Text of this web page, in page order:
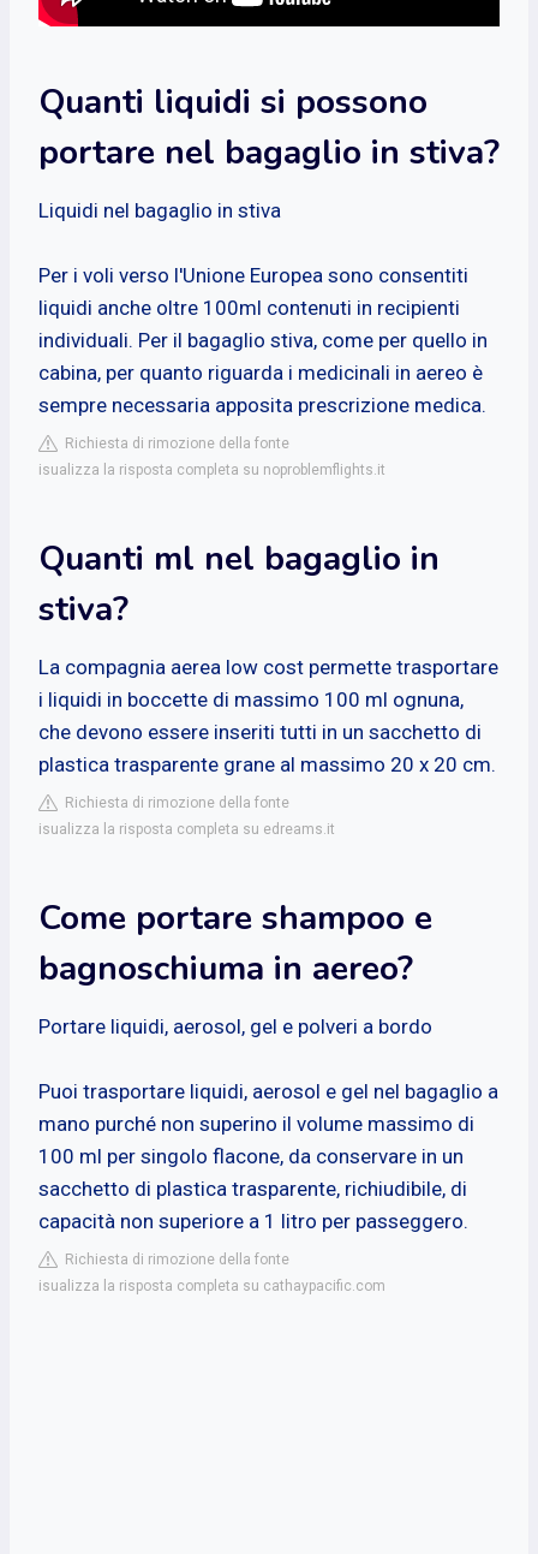
Quanti liquidi si possono
portare nel bagaglio in stiva?
Liquidi nel bagaglio in stiva
Per i voli verso l'Unione Europea sono consentiti
liquidi anche oltre 100ml contenuti in recipienti
individuali. Per il bagaglio stiva, come per quello in
cabina, per quanto riguarda i medicinali in aereo è
sempre necessaria apposita prescrizione medica.
Richiesta di rimozione della fonte
isualizza la risposta completa su noproblemflights.it
Quanti ml nel bagaglio in
stiva?
La compagnia aerea low cost permette trasportare
i liquidi in boccette di massimo 100 ml ognuna,
che devono essere inseriti tutti in un sacchetto di
plastica trasparente grane al massimo 20 x 20 cm.
Richiesta di rimozione della fonte
isualizza la risposta completa su edreams.it
Come portare shampoo e
bagnoschiuma in aereo?
Portare liquidi, aerosol, gel e polveri a bordo
Puoi trasportare liquidi, aerosol e gel nel bagaglio a
mano purché non superino il volume massimo di
100 ml per singolo flacone, da conservare in un
sacchetto di plastica trasparente, richiudibile, di
capacità non superiore a 1 litro per passeggero.
Richiesta di rimozione della fonte
isualizza la risposta completa su cathaypacific.com